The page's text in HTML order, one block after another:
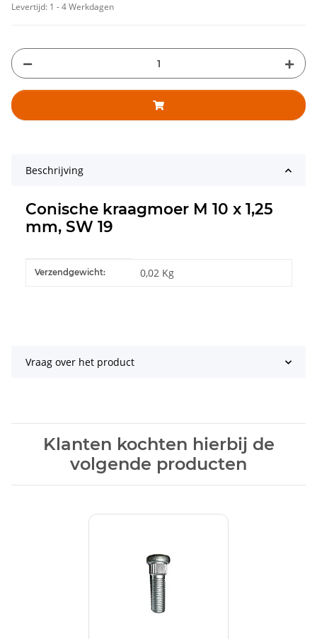
Levertijd: 1 - 4 Werkdagen
Beschrijving
Conische kraagmoer M 10 x 1,25
mm, SW 19
#productDetails.itemInformation#
#productDetails.itemValue#
Verzendgewicht: 0,02 Kg
Vraag over het product
Klanten kochten hierbij de
volgende producten